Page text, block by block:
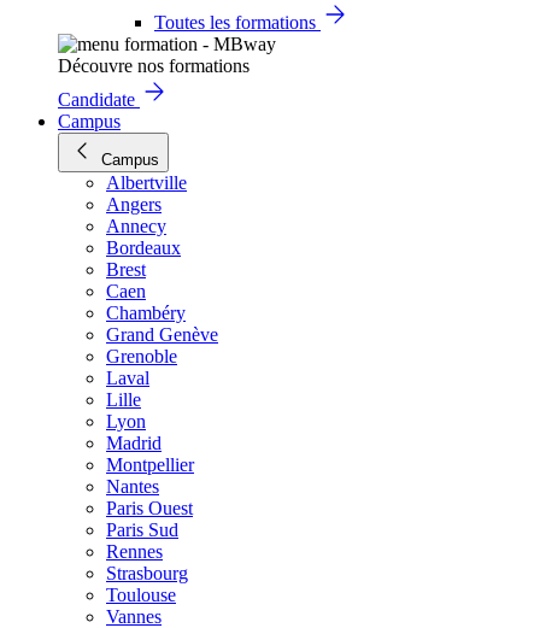
Toutes les formations
Découvre nos formations
Candidate
Campus
Campus
Albertville
Angers
Annecy
Bordeaux
Brest
Caen
Chambéry
Grand Genève
Grenoble
Laval
Lille
Lyon
Madrid
Montpellier
Nantes
Paris Ouest
Paris Sud
Rennes
Strasbourg
Toulouse
Vannes